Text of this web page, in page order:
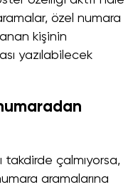
özel numara
kişinin
yazılabilecek
takdirde çalmıyorsa,
aramalarına